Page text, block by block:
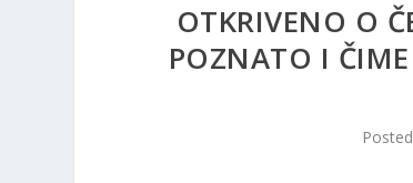
OTKRIVENO O
POZNATO I ČIME